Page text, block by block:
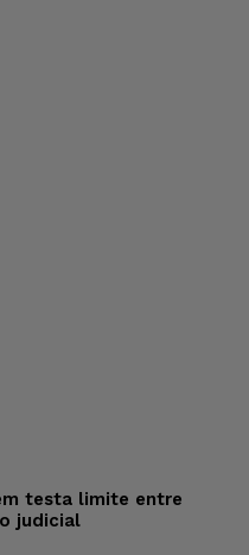
testa limite entre
judicial